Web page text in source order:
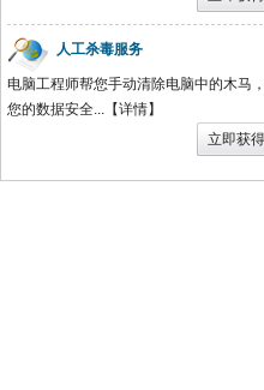
人工杀毒服务
电脑工程师帮您手动清除电脑中的木马
您的数据安全...【详情】